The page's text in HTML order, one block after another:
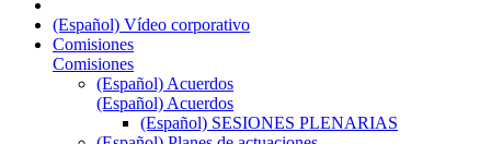
(Español) Vídeo corporativo
Comisiones
Comisiones
(Español) Acuerdos
(Español) Acuerdos
(Español) SESIONES PLENARIAS